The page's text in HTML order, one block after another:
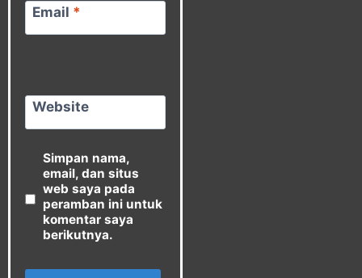
Email *
Website
Simpan nama,
email, dan situs
web saya pada
peramban ini untuk
komentar saya
berikutnya.